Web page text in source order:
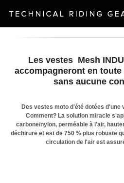
Les vestes Mesh
accompagneront en
sans aucune
Des vestes moto d'été dotées
Comment? La solution miracle
carbone/nylon, perméable à l'air,
déchirure et est de 750 % plus robuste
circulation de l'air est